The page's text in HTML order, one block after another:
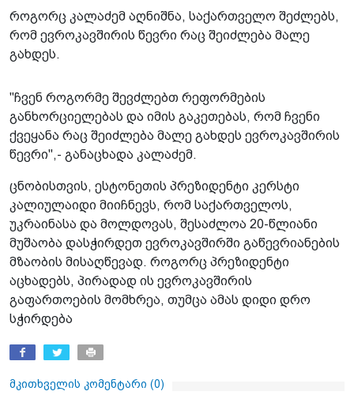
როგორც კალაძემ აღნიშნა, საქართველო შეძლებს,
რომ ევროკავშირის წევრი რაც შეიძლება მალე
გახდეს.
"ჩვენ როგორმე შევძლებთ რეფორმების
განხორციელებას და იმის გაკეთებას, რომ ჩვენი
ქვეყანა რაც შეიძლება მალე გახდეს ევროკავშირის
წევრი",- განაცხადა კალაძემ.
ცნობისთვის, ესტონეთის პრეზიდენტი კერსტი
კალიულაიდი მიიჩნევს, რომ საქართველოს,
უკრაინასა და მოლდოვას, შესაძლოა 20-წლიანი
მუშაობა დასჭირდეთ ევროკავშირში გაწევრიანების
მზაობის მისაღწევად. როგორც პრეზიდენტი
აცხადებს, პირადად ის ევროკავშირის
გაფართოების მომხრეა, თუმცა ამას დიდი დრო
სჭირდება
მკითხველის კომენტარი (0)